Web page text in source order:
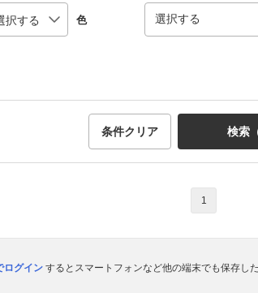
色 選択する
条件クリア 検索
1
ログインするとスマートフォンなど他の端末でも保存し